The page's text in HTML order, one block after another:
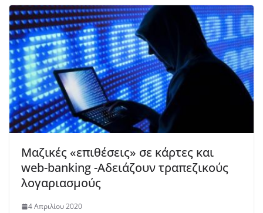
Μαζικές «επιθέσεις» σε κάρτες και
web-banking -Aδειάζουν τραπεζικούς
λογαριασμούς
4 Απριλίου 2020